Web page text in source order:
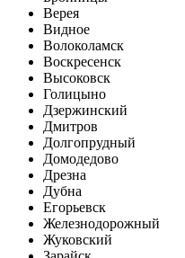
Верея
Видное
Волоколамск
Воскресенск
Высоковск
Голицыно
Дзержинский
Дмитров
Долгопрудный
Домодедово
Дрезна
Дубна
Егорьевск
Железнодорожный
Жуковский